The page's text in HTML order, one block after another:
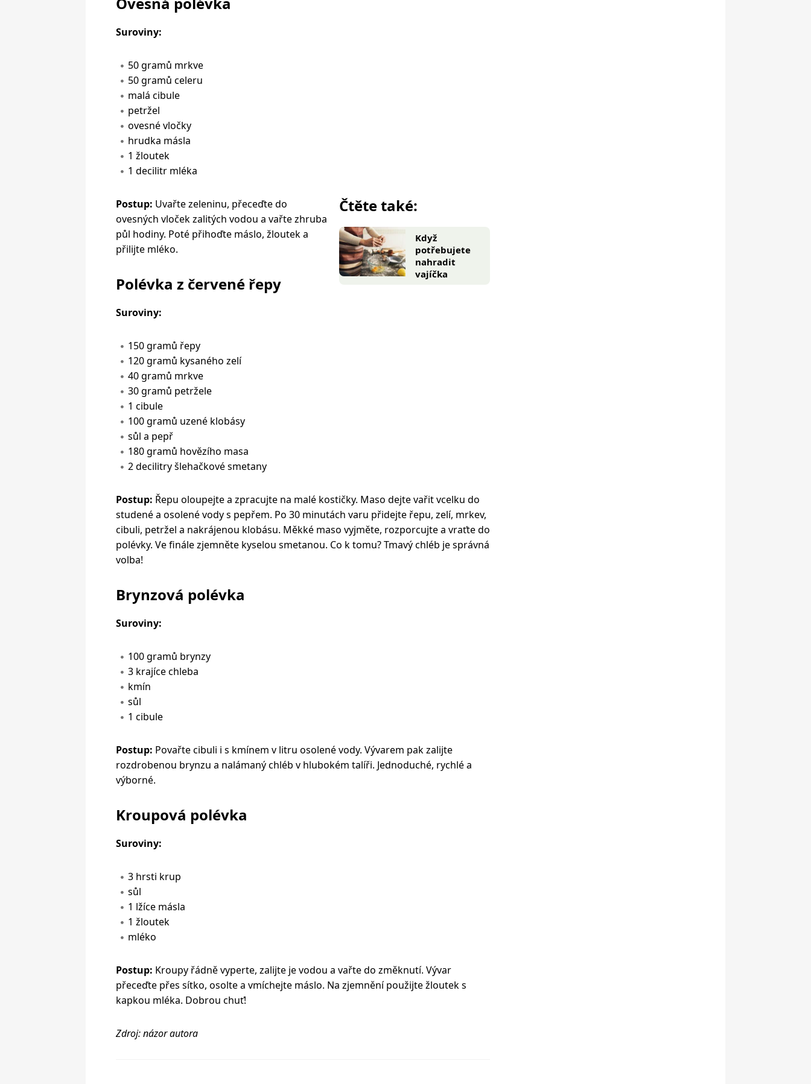
Suroviny:
50 gramů mrkve
50 gramů celeru
malá cibule
petržel
ovesné vločky
hrudka másla
1 žloutek
1 decilitr mléka
Čtěte také:
Když
potřebujete
nahradit
vajíčka
Postup: Uvařte zeleninu, přeceďte do
ovesných vloček zalitých vodou a vařte zhruba
půl hodiny. Poté přihoďte máslo, žloutek a
přilijte mléko.
Polévka z červené řepy
Suroviny:
150 gramů řepy
120 gramů kysaného zelí
40 gramů mrkve
30 gramů petržele
1 cibule
100 gramů uzené klobásy
sůl a pepř
180 gramů hovězího masa
2 decilitry šlehačkové smetany
Postup: Řepu oloupejte a zpracujte na malé kostičky. Maso dejte vařit vcelku do
studené a osolené vody s pepřem. Po 30 minutách varu přidejte řepu, zelí, mrkev,
cibuli, petržel a nakrájenou klobásu. Měkké maso vyjměte, rozporcujte a vraťte do
polévky. Ve finále zjemněte kyselou smetanou. Co k tomu? Tmavý chléb je správná
volba!
Brynzová polévka
Suroviny:
100 gramů brynzy
3 krajíce chleba
kmín
sůl
1 cibule
Postup: Povařte cibuli i s kmínem v litru osolené vody. Vývarem pak zalijte
rozdrobenou brynzu a nalámaný chléb v hlubokém talíři. Jednoduché, rychlé a
výborné.
Kroupová polévka
Suroviny:
3 hrsti krup
sůl
1 lžíce másla
1 žloutek
mléko
Postup: Kroupy řádně vyperte, zalijte je vodou a vařte do změknutí. Vývar
přeceďte přes sítko, osolte a vmíchejte máslo. Na zjemnění použijte žloutek s
kapkou mléka. Dobrou chuť!
Zdroj: názor autora